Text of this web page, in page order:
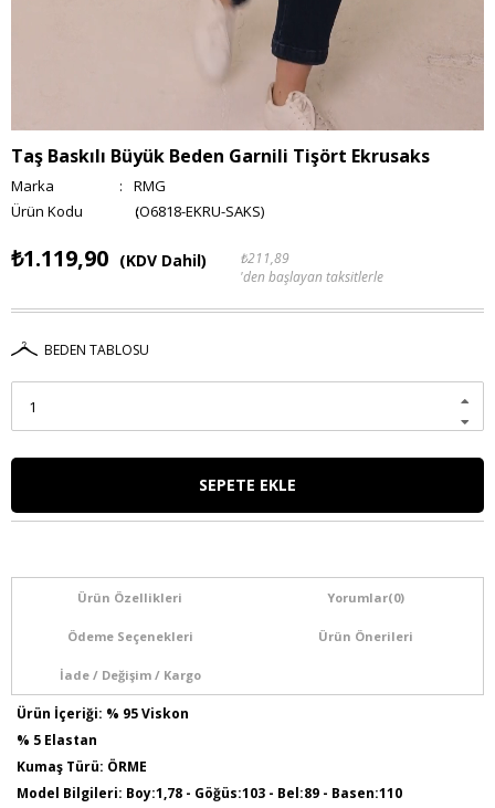
Taş Baskılı Büyük Beden Garnili Tişört Ekrusaks
Marka :
RMG
(O6818-EKRU-SAKS)
₺1.119,90 (KDV Dahil)
₺211,89
'den başlayan taksitlerle
BEDEN TABLOSU
Ürün Özellikleri Yorumlar(0)
Ödeme Seçenekleri Ürün Önerileri
İade / Değişim / Kargo
Ürün İçeriği: % 95 Viskon
% 5 Elastan
Kumaş Türü: ÖRME
Model Bilgileri: Boy:1,78 - Göğüs:103 - Bel:89 - Basen:110